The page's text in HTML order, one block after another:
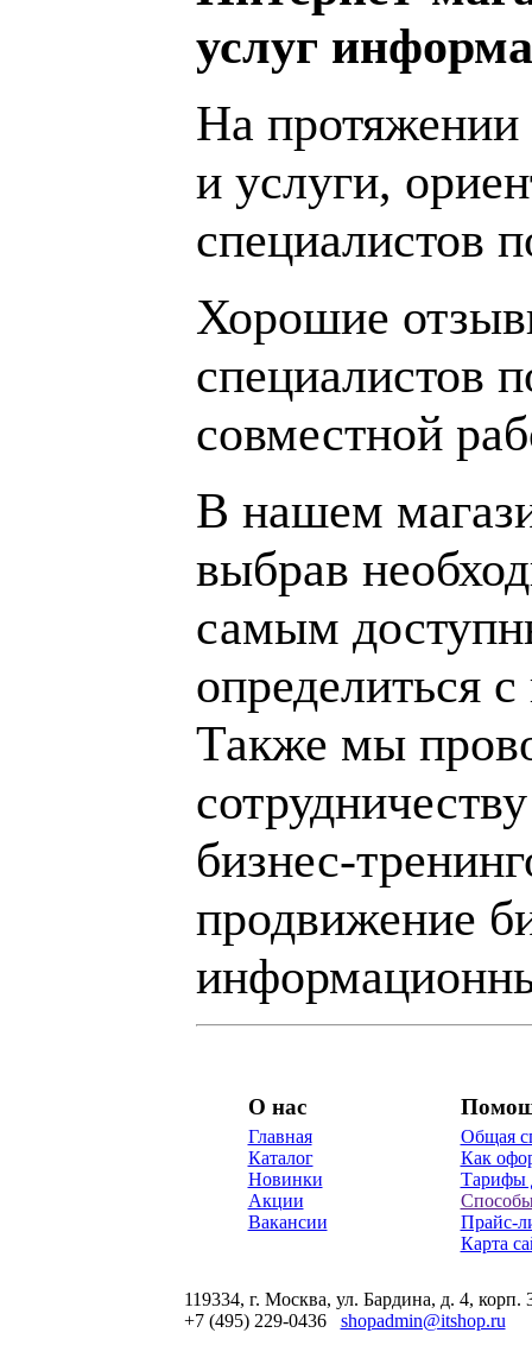
услуг
На протяжении
и услуги,
специалистов
Хорошие
специалистов
совместной
В нашем
выбрав
самым
определиться
Также мы
бизнес-
продвижение
О нас
Главная
Каталог
Новинки
Акции
Вакансии
Общая
Как
Тарифы
Прайс-
Карта
119334, г. Москва, ул. Бардина, д. 4, корп.
+7 (495) 229-0436 shopadmin@itshop.ru